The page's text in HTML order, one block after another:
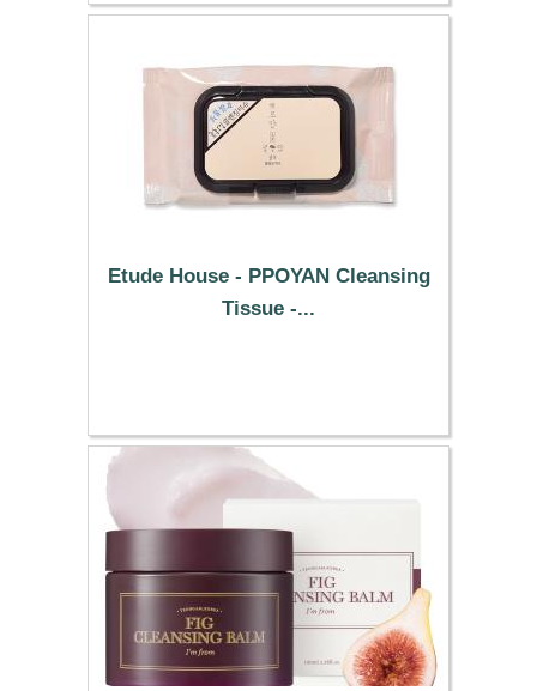
Etude House - PPOYAN Cleansing
Tissue -...